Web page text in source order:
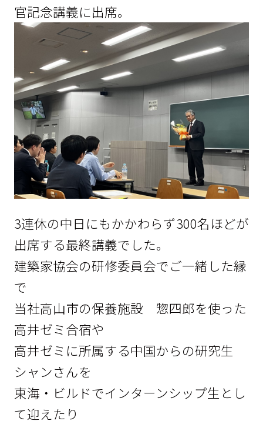
官記念講義に出席。
3連休の中日にもかかわらず300名ほどが
出席する最終講義でした。
建築家協会の研修委員会でご一緒した縁
で
当社高山市の保養施設 惣四郎を使った
高井ゼミ合宿や
高井ゼミに所属する中国からの研究生
シャンさんを
東海・ビルドでインターンシップ生とし
て迎えたり